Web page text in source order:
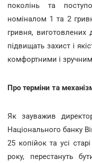
поколінь та
номіналом 1 та 2
гривня, виготовлених
підвищать захист і
комфортними і
Про терміни та
Як зауважив
Національного банку
25 копійок та усі
року, перестануть